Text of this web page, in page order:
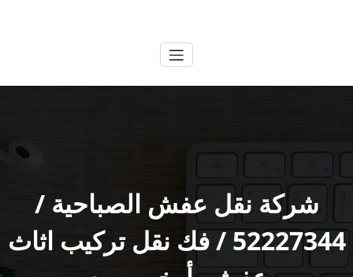
شركة نقل عفش الصباحية /
52227344 / فك نقل تركيب اثاث